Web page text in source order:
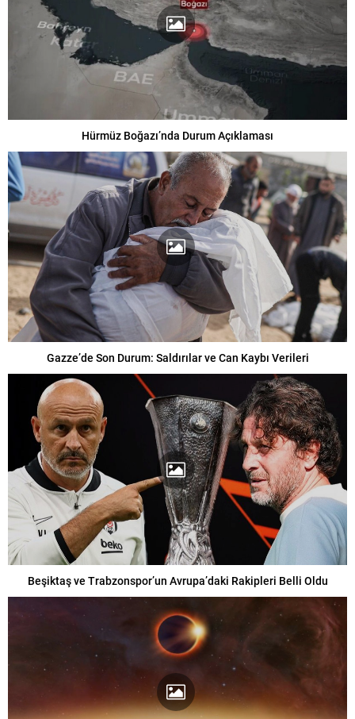
Hürmüz Boğazı’nda Durum Açıklaması
Gazze’de Son Durum: Saldırılar ve Can Kaybı Verileri
Beşiktaş ve Trabzonspor’un Avrupa’daki Rakipleri Belli Oldu